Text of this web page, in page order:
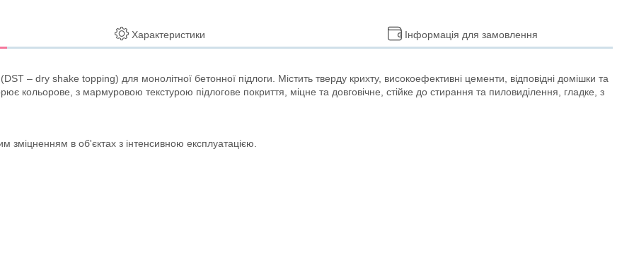
Характеристики Інформація для замовлення
– dry shake topping) для монолітної бетонної підлоги. Містить тверду крихту, високоефективні цементи, відповідні домішки та
кольорове, з мармуровою текстурою підлогове покриття, міцне та довговічне, стійке до стирання та пиловиділення, гладке, з
зміцненням в об'єктах з інтенсивною експлуатацією.